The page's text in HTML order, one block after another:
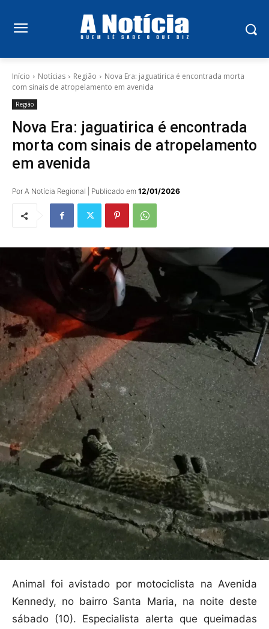
Início Notícias Região
Nova Era: jaguatirica é encontrada morta
com sinais de atropelamento em avenida
Região
Nova Era: jaguatirica é encontrada
morta com sinais de atropelamento
em avenida
Por A Notícia Regional | Publicado em 12/01/2026
Animal foi avistado por motociclista na Avenida
Kennedy, no bairro Santa Maria, na noite deste
sábado (10). Especialista alerta que queimadas